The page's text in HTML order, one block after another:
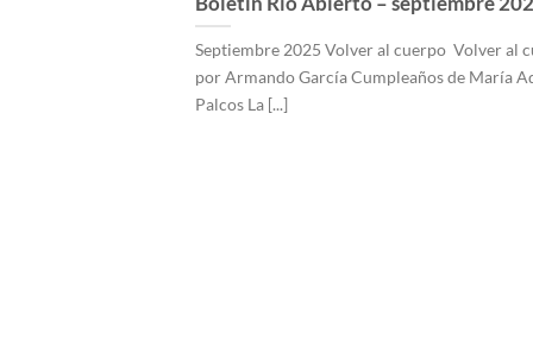
Septiembre 2025 Volver al cuerpo Volver al
por Armando García Cumpleaños de María
Palcos La [...]